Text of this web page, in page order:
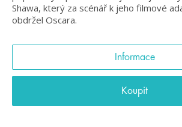
Shawa, který za scénář k jeho filmové
obdržel Oscara.
Informace
Koupit